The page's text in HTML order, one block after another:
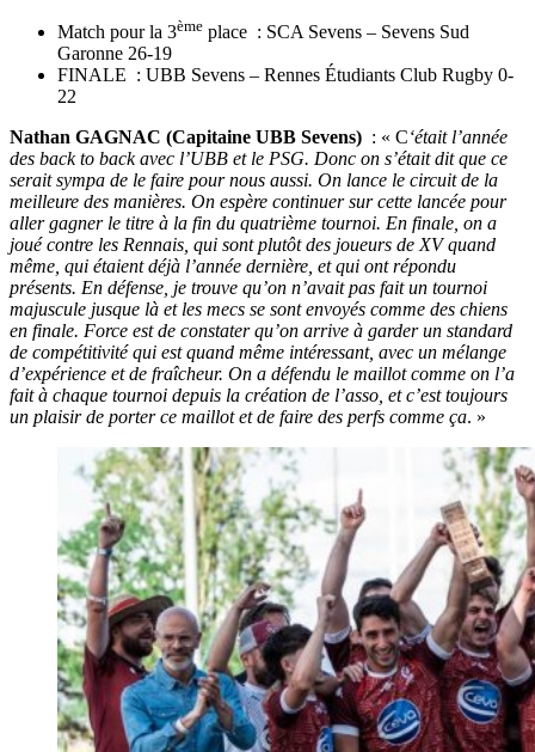
Match pour la 3ème place : SCA Sevens – Sevens Sud
Garonne 26-19
FINALE : UBB Sevens – Rennes Étudiants Club Rugby 0-
22
Nathan GAGNAC (Capitaine UBB Sevens) : « C‘était l’année
des back to back avec l’UBB et le PSG. Donc on s’était dit que ce
serait sympa de le faire pour nous aussi. On lance le circuit de la
meilleure des manières. On espère continuer sur cette lancée pour
aller gagner le titre à la fin du quatrième tournoi. En finale, on a
joué contre les Rennais, qui sont plutôt des joueurs de XV quand
même, qui étaient déjà l’année dernière, et qui ont répondu
présents. En défense, je trouve qu’on n’avait pas fait un tournoi
majuscule jusque là et les mecs se sont envoyés comme des chiens
en finale. Force est de constater qu’on arrive à garder un standard
de compétitivité qui est quand même intéressant, avec un mélange
d’expérience et de fraîcheur. On a défendu le maillot comme on l’a
fait à chaque tournoi depuis la création de l’asso, et c’est toujours
un plaisir de porter ce maillot et de faire des perfs comme ça. »